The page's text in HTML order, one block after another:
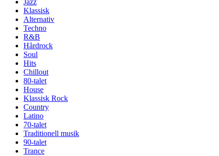
Jazz
Klassisk
Alternativ
Techno
R&B
Hårdrock
Soul
Hits
Chillout
80-talet
House
Klassisk Rock
Country
Latino
70-talet
Traditionell musik
90-talet
Trance